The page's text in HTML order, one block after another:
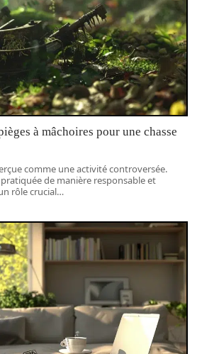
à mâchoires pour une chasse
comme une activité controversée.
de manière responsable et
rôle crucial…